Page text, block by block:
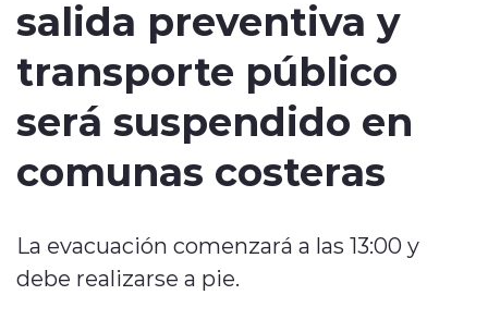
Deportes
Internacional
salida preventiva y
transporte público
será suspendido en
comunas costeras
La evacuación comenzará a las 13:00 y
debe realizarse a pie.